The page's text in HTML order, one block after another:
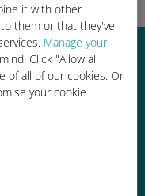
it with other
them or that they've
Manage your
Click "Allow all
of all of our cookies. Or
your cookie
우수한 이유